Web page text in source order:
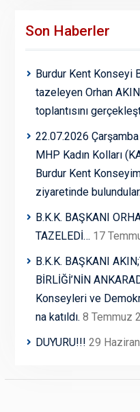
Son Haberler
Burdur Kent Konseyi
tazeleyen Orhan
toplantısını
22.07.2026
MHP Kadın Kolları
Burdur Kent
ziyaretinde bulundular.
B.K.K. BAŞKANI
TAZELEDİ… 17
B.K.K. BAŞKANI
BİRLİĞİ’NİN
Konseyleri ve
na katıldı. 8 Temmuz
DUYURU!!! 29